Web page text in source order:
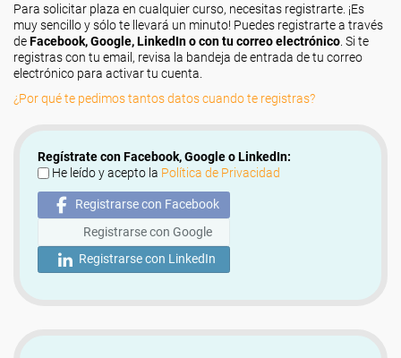
Para solicitar plaza en cualquier curso, necesitas registrarte. ¡Es
muy sencillo y sólo te llevará un minuto! Puedes registrarte a través
deFacebook, Google, LinkedIn o con tu correo electrónico . Si te
registras con tu email, revisa la bandeja de entrada de tu correo
electrónico para activar tu cuenta.
¿Por qué te pedimos tantos datos cuando te registras?
Regístrate con Facebook, Google o LinkedIn:
He leído y acepto la Política de Privacidad
Registrarse con Facebook
Registrarse con Google
Registrarse con LinkedIn